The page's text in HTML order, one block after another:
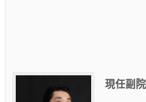
現任副